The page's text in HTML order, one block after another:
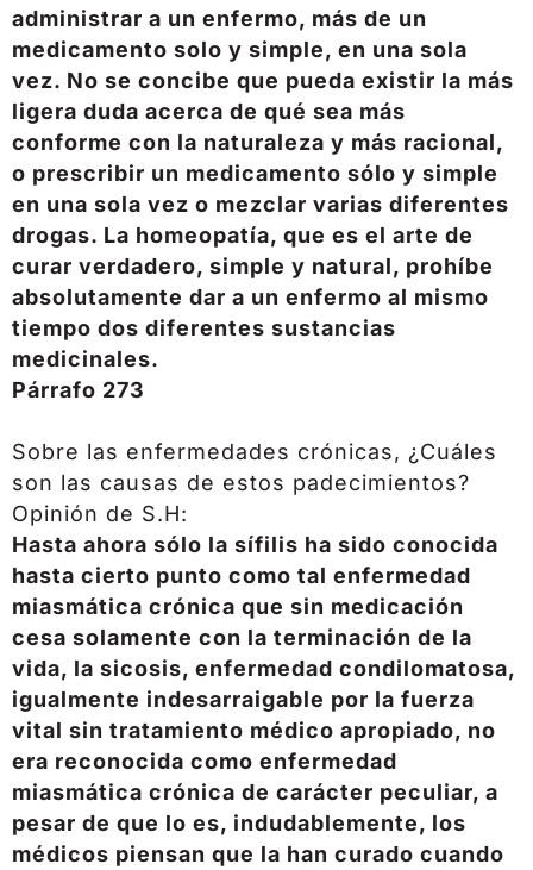
administrar a un enfermo, más de un
medicamento solo y simple, en una sola
vez. No se concibe que pueda existir la más
ligera duda acerca de qué sea más
conforme con la naturaleza y más racional,
o prescribir un medicamento sólo y simple
en una sola vez o mezclar varias diferentes
drogas. La homeopatía, que es el arte de
curar verdadero, simple y natural, prohíbe
absolutamente dar a un enfermo al mismo
tiempo dos diferentes sustancias
medicinales.
Párrafo 273
Sobre las enfermedades crónicas, ¿Cuáles
son las causas de estos padecimientos?
Opinión de S.H:
Hasta ahora sólo la sífilis ha sido conocida
hasta cierto punto como tal enfermedad
miasmática crónica que sin medicación
cesa solamente con la terminación de la
vida, la sicosis, enfermedad condilomatosa,
igualmente indesarraigable por la fuerza
vital sin tratamiento médico apropiado, no
era reconocida como enfermedad
miasmática crónica de carácter peculiar, a
pesar de que lo es, indudablemente, los
médicos piensan que la han curado cuando